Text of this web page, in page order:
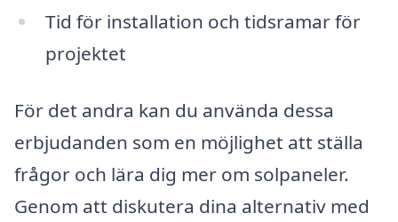
Tid för installation och tidsramar för
projektet
För det andra kan du använda dessa
erbjudanden som en möjlighet att ställa
frågor och lära dig mer om solpaneler.
Genom att diskutera dina alternativ med